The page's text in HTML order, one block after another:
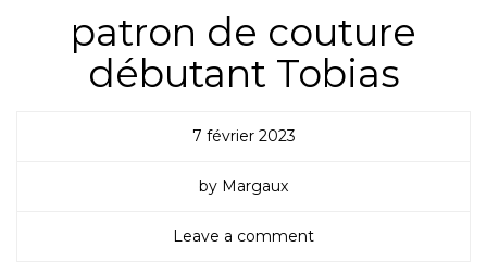
patron de couture
débutant Tobias
7 février 2023
by Margaux
Leave a comment